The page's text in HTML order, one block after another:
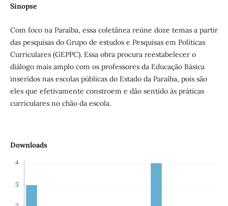
Sinopse
Com foco na Paraíba, essa coletânea reúne doze temas a partir
das pesquisas do Grupo de estudos e Pesquisas em Políticas
Curriculares (GEPPC). Essa obra procura reestabelecer o
diálogo mais amplo com os professores da Educação Básica
inseridos nas escolas públicas do Estado da Paraíba, pois são
eles que efetivamente constroem e dão sentido às práticas
curriculares no chão da escola.
Downloads